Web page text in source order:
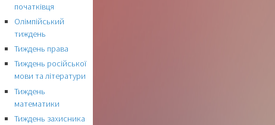
початківця
Олімпійський
тиждень
Тиждень права
Тиждень російської
мови та літератури
Тиждень
математики
Тиждень захисника